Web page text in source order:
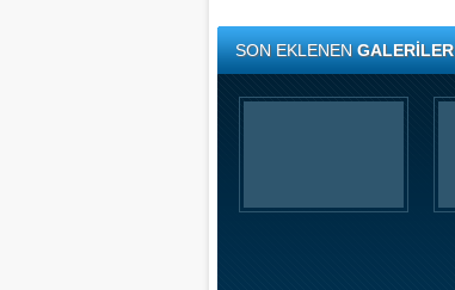
SON EKLENENGALERİLER